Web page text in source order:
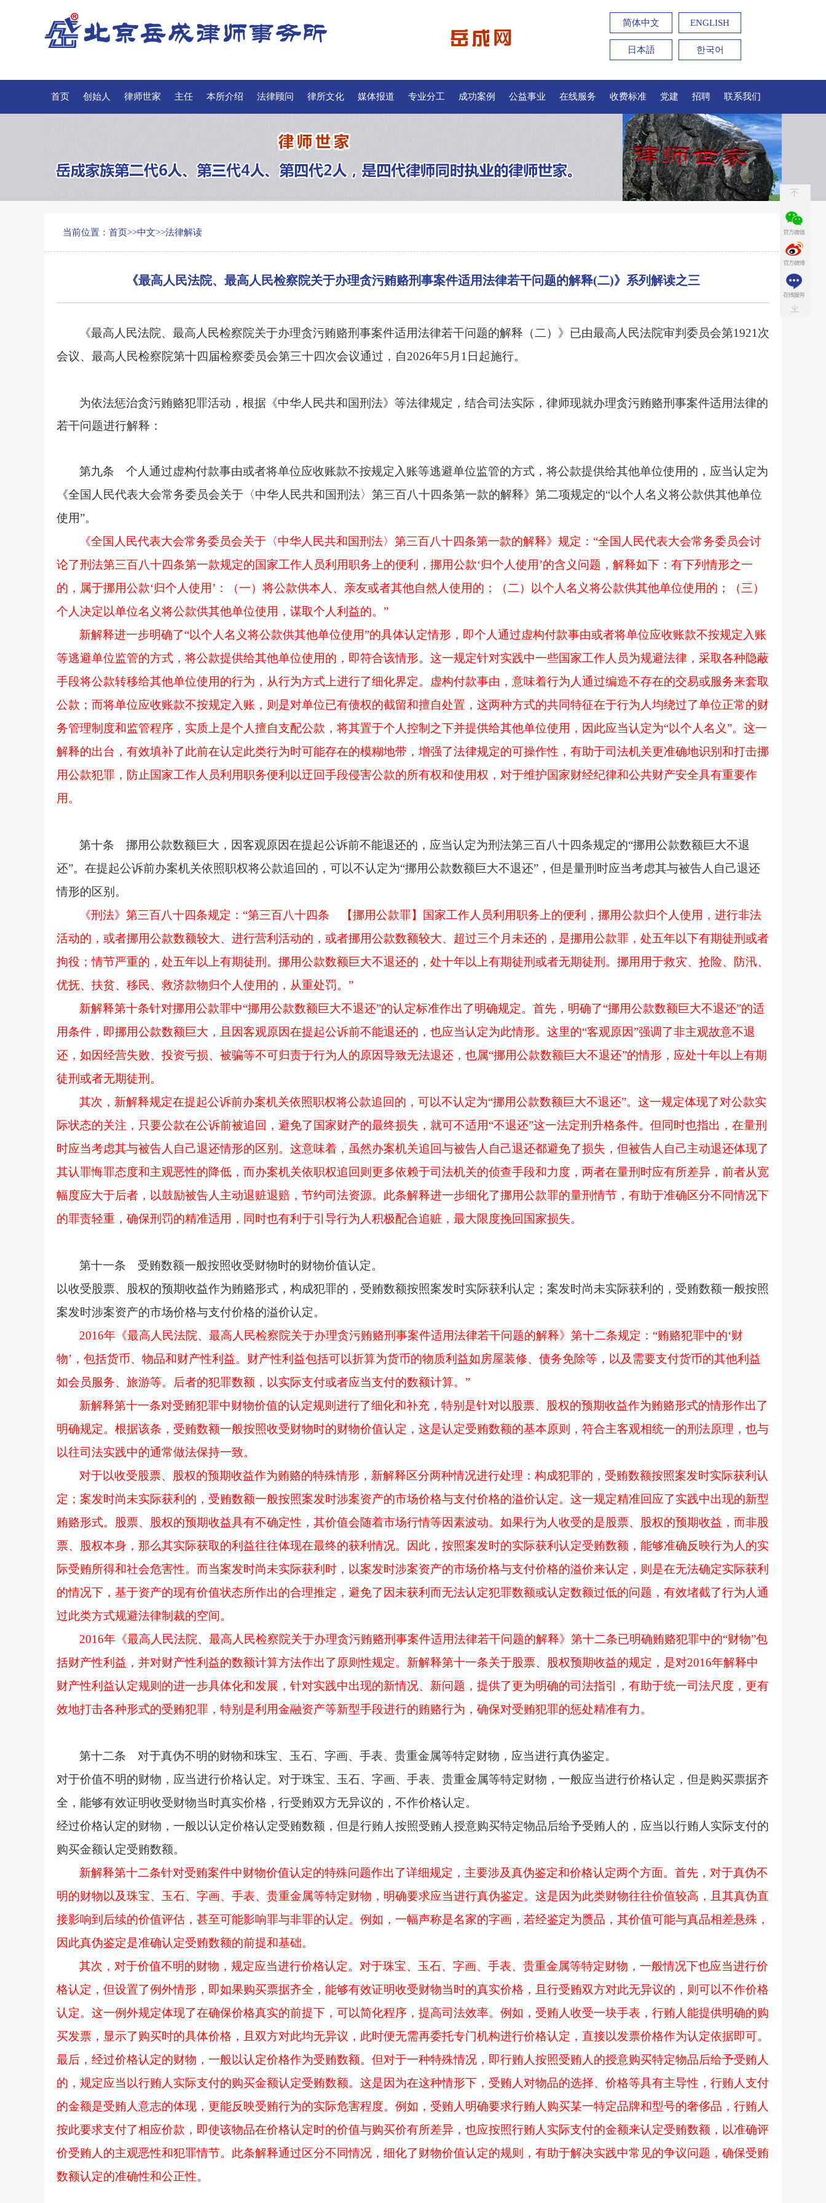
简体中文 ENGLISH
日本語 한국어
首页 创始人 律师世家 主任 本所介绍 法律顾问 律所文化 媒体报道 专业分工 成功案例 公益事业 在线服务 收费标准 党建 招聘 联系我们
当前位置： 首页>>中文>>法律解读
《最高人民法院、最高人民检察院关于办理贪污贿赂刑事案件适用法律若干问题的解释(二)》系列解读之三
《最高人民法院、最高人民检察院关于办理贪污贿赂刑事案件适用法律若干问题的解释（二）》已由最高人民法院审判委员会第1921次
会议、最高人民检察院第十四届检察委员会第三十四次会议通过，自2026年5月1日起施行。
为依法惩治贪污贿赂犯罪活动，根据《中华人民共和国刑法》等法律规定，结合司法实际，律师现就办理贪污贿赂刑事案件适用法律的
若干问题进行解释：
第九条 个人通过虚构付款事由或者将单位应收账款不按规定入账等逃避单位监管的方式，将公款提供给其他单位使用的，应当认定为
《全国人民代表大会常务委员会关于〈中华人民共和国刑法〉第三百八十四条第一款的解释》第二项规定的“以个人名义将公款供其他单位
使用”。
《全国人民代表大会常务委员会关于〈中华人民共和国刑法〉第三百八十四条第一款的解释》规定： “全国人民代表大会常务委员会讨
论了刑法第三百八十四条第一款规定的国家工作人员利用职务上的便利，挪用公款‘归个人使用’的含义问题，解释如下：有下列情形之一
的，属于挪用公款‘归个人使用’：（一）将公款供本人、亲友或者其他自然人使用的；（二）以个人名义将公款供其他单位使用的；（三）
个人决定以单位名义将公款供其他单位使用，谋取个人利益的。”
新解释进一步明确了“以个人名义将公款供其他单位使用”的具体认定情形，即个人通过虚构付款事由或者将单位应收账款不按规定入账
等逃避单位监管的方式，将公款提供给其他单位使用的，即符合该情形。这一规定针对实践中一些国家工作人员为规避法律，采取各种隐蔽
手段将公款转移给其他单位使用的行为，从行为方式上进行了细化界定。虚构付款事由，意味着行为人通过编造不存在的交易或服务来套取
公款；而将单位应收账款不按规定入账，则是对单位已有债权的截留和擅自处置，这两种方式的共同特征在于行为人均绕过了单位正常的财
务管理制度和监管程序，实质上是个人擅自支配公款，将其置于个人控制之下并提供给其他单位使用，因此应当认定为“以个人名义”。这一
解释的出台，有效填补了此前在认定此类行为时可能存在的模糊地带，增强了法律规定的可操作性，有助于司法机关更准确地识别和打击挪
用公款犯罪，防止国家工作人员利用职务便利以迂回手段侵害公款的所有权和使用权，对于维护国家财经纪律和公共财产安全具有重要作
用。
第十条 挪用公款数额巨大，因客观原因在提起公诉前不能退还的，应当认定为刑法第三百八十四条规定的“挪用公款数额巨大不退
还”。在提起公诉前办案机关依照职权将公款追回的，可以不认定为“挪用公款数额巨大不退还”，但是量刑时应当考虑其与被告人自己退还
情形的区别。
《刑法》第三百八十四条规定： “第三百八十四条 【挪用公款罪】国家工作人员利用职务上的便利，挪用公款归个人使用，进行非法
活动的，或者挪用公款数额较大、进行营利活动的，或者挪用公款数额较大、超过三个月未还的，是挪用公款罪，处五年以下有期徒刑或者
拘役；情节严重的，处五年以上有期徒刑。挪用公款数额巨大不退还的，处十年以上有期徒刑或者无期徒刑。挪用用于救灾、抢险、防汛、
优抚、扶贫、移民、救济款物归个人使用的，从重处罚。”
新解释第十条针对挪用公款罪中“挪用公款数额巨大不退还”的认定标准作出了明确规定。首先，明确了“挪用公款数额巨大不退还”的适
用条件，即挪用公款数额巨大，且因客观原因在提起公诉前不能退还的，也应当认定为此情形。这里的“客观原因”强调了非主观故意不退
还，如因经营失败、投资亏损、被骗等不可归责于行为人的原因导致无法退还，也属“挪用公款数额巨大不退还”的情形，应处十年以上有期
徒刑或者无期徒刑。
其次，新解释规定在提起公诉前办案机关依照职权将公款追回的，可以不认定为“挪用公款数额巨大不退还”。这一规定体现了对公款实
际状态的关注，只要公款在公诉前被追回，避免了国家财产的最终损失，就可不适用“不退还”这一法定刑升格条件。但同时也指出，在量刑
时应当考虑其与被告人自己退还情形的区别。这意味着，虽然办案机关追回与被告人自己退还都避免了损失，但被告人自己主动退还体现了
其认罪悔罪态度和主观恶性的降低，而办案机关依职权追回则更多依赖于司法机关的侦查手段和力度，两者在量刑时应有所差异，前者从宽
幅度应大于后者，以鼓励被告人主动退赃退赔，节约司法资源。此条解释进一步细化了挪用公款罪的量刑情节，有助于准确区分不同情况下
的罪责轻重，确保刑罚的精准适用，同时也有利于引导行为人积极配合追赃，最大限度挽回国家损失。
第十一条 受贿数额一般按照收受财物时的财物价值认定。
以收受股票、股权的预期收益作为贿赂形式，构成犯罪的，受贿数额按照案发时实际获利认定；案发时尚未实际获利的，受贿数额一般按照
案发时涉案资产的市场价格与支付价格的溢价认定。
2016年《最高人民法院、最高人民检察院关于办理贪污贿赂刑事案件适用法律若干问题的解释》第十二条规定：“贿赂犯罪中的‘财
物’，包括货币、物品和财产性利益。财产性利益包括可以折算为货币的物质利益如房屋装修、债务免除等，以及需要支付货币的其他利益
如会员服务、旅游等。后者的犯罪数额，以实际支付或者应当支付的数额计算。”
新解释第十一条对受贿犯罪中财物价值的认定规则进行了细化和补充，特别是针对以股票、股权的预期收益作为贿赂形式的情形作出了
明确规定。根据该条，受贿数额一般按照收受财物时的财物价值认定，这是认定受贿数额的基本原则，符合主客观相统一的刑法原理，也与
以往司法实践中的通常做法保持一致。
对于以收受股票、股权的预期收益作为贿赂的特殊情形，新解释区分两种情况进行处理：构成犯罪的，受贿数额按照案发时实际获利认
定；案发时尚未实际获利的，受贿数额一般按照案发时涉案资产的市场价格与支付价格的溢价认定。这一规定精准回应了实践中出现的新型
贿赂形式。股票、股权的预期收益具有不确定性，其价值会随着市场行情等因素波动。如果行为人收受的是股票、股权的预期收益，而非股
票、股权本身，那么其实际获取的利益往往体现在最终的获利情况。因此，按照案发时的实际获利认定受贿数额，能够准确反映行为人的实
际受贿所得和社会危害性。而当案发时尚未实际获利时，以案发时涉案资产的市场价格与支付价格的溢价来认定，则是在无法确定实际获利
的情况下，基于资产的现有价值状态所作出的合理推定，避免了因未获利而无法认定犯罪数额或认定数额过低的问题，有效堵截了行为人通
过此类方式规避法律制裁的空间。
2016年《最高人民法院、最高人民检察院关于办理贪污贿赂刑事案件适用法律若干问题的解释》第十二条已明确贿赂犯罪中的“财物”包
括财产性利益，并对财产性利益的数额计算方法作出了原则性规定。新解释第十一条关于股票、股权预期收益的规定，是对2016年解释中
财产性利益认定规则的进一步具体化和发展，针对实践中出现的新情况、新问题，提供了更为明确的司法指引，有助于统一司法尺度，更有
效地打击各种形式的受贿犯罪，特别是利用金融资产等新型手段进行的贿赂行为，确保对受贿犯罪的惩处精准有力。
第十二条 对于真伪不明的财物和珠宝、玉石、字画、手表、贵重金属等特定财物，应当进行真伪鉴定。
对于价值不明的财物，应当进行价格认定。对于珠宝、玉石、字画、手表、贵重金属等特定财物，一般应当进行价格认定，但是购买票据齐
全，能够有效证明收受财物当时真实价格，行受贿双方无异议的，不作价格认定。
经过价格认定的财物，一般以认定价格认定受贿数额，但是行贿人按照受贿人授意购买特定物品后给予受贿人的，应当以行贿人实际支付的
购买金额认定受贿数额。
新解释第十二条针对受贿案件中财物价值认定的特殊问题作出了详细规定，主要涉及真伪鉴定和价格认定两个方面。首先，对于真伪不
明的财物以及珠宝、玉石、字画、手表、贵重金属等特定财物，明确要求应当进行真伪鉴定。这是因为此类财物往往价值较高，且其真伪直
接影响到后续的价值评估，甚至可能影响罪与非罪的认定。例如，一幅声称是名家的字画，若经鉴定为赝品，其价值可能与真品相差悬殊，
因此真伪鉴定是准确认定受贿数额的前提和基础。
其次，对于价值不明的财物，规定应当进行价格认定。对于珠宝、玉石、字画、手表、贵重金属等特定财物，一般情况下也应当进行价
格认定，但设置了例外情形，即如果购买票据齐全，能够有效证明收受财物当时的真实价格，且行受贿双方对此无异议的，则可以不作价格
认定。这一例外规定体现了在确保价格真实的前提下，可以简化程序，提高司法效率。例如，受贿人收受一块手表，行贿人能提供明确的购
买发票，显示了购买时的具体价格，且双方对此均无异议，此时便无需再委托专门机构进行价格认定，直接以发票价格作为认定依据即可。
最后，经过价格认定的财物，一般以认定价格作为受贿数额。但对于一种特殊情况，即行贿人按照受贿人的授意购买特定物品后给予受贿人
的，规定应当以行贿人实际支付的购买金额认定受贿数额。这是因为在这种情形下，受贿人对物品的选择、价格等具有主导性，行贿人支付
的金额是受贿人意志的体现，更能反映受贿行为的实际危害程度。例如，受贿人明确要求行贿人购买某一特定品牌和型号的奢侈品，行贿人
按此要求支付了相应价款，即使该物品在价格认定时的价值与购买价有所差异，也应按照行贿人实际支付的金额来认定受贿数额，以准确评
价受贿人的主观恶性和犯罪情节。此条解释通过区分不同情况，细化了财物价值认定的规则，有助于解决实践中常见的争议问题，确保受贿
数额认定的准确性和公正性。